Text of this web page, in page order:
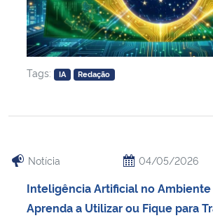
Tags: IA Redação
Notícia 04/05/2026
Inteligência Artificial no Ambiente
Aprenda a Utilizar ou Fique para